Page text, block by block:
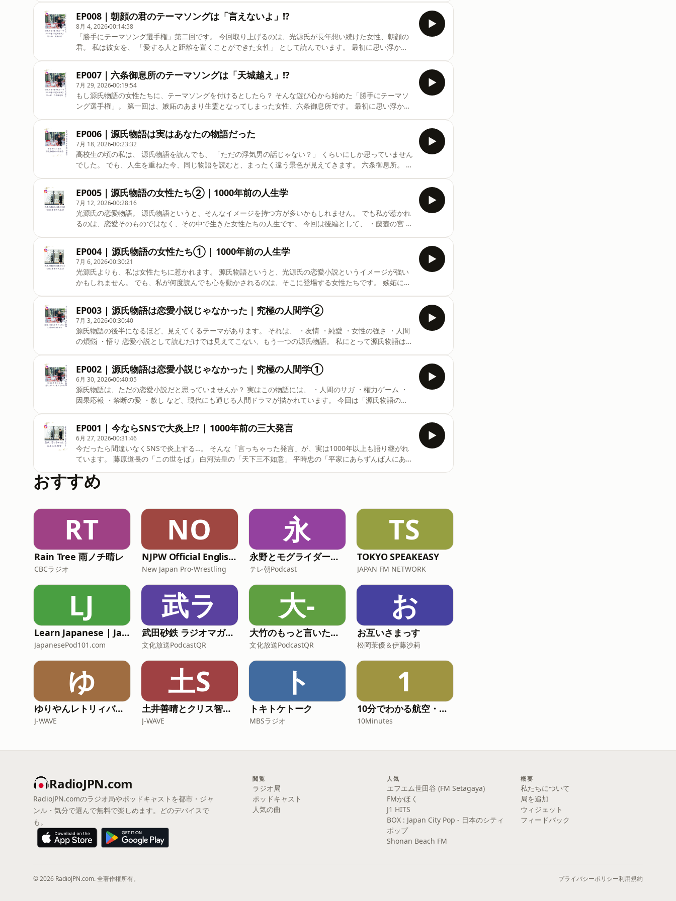
の弱さを見せられなかった女性なのではないか。 そんな葵の上に浮かんだテーマソング候補は二曲です。
ひとつは、米米CLUBの『君がいるだけで』。 もし葵の上が、自分の本当の気持ちをもっと素直に伝えるこ
とができていたら？ そんな「もしも」を考えたときに浮かびました。 そしてもう一曲が、Mr.Childrenの
『名もなき詩』。 あるがままの自分で生きることの難しさ。 弱さを認めることの難しさ。 その世界観を重
ねてみると、葵の上という女性がまた違って見えてきました。 源氏物語。 音
EP008｜朝顔の君のテーマソングは「言えないよ」!?
8月 4, 202600:14:58
「勝手にテーマソング選手権」第二回です。 今回取り上げるのは、光源氏が長年想い続けた女性、朝顔の
君。 私は彼女を、 「愛する人と距離を置くことができた女性」 として読んでいます。 最初に思い浮かん
顔の君と重なりました。 ところが考えているうちに、もう一曲が浮かんできます。 郷ひろみさんの『言え
ないよ』。 この歌が朝顔の君そのものだと言いたいわけではありません。 私が面白いと思ったのは、 「な
ぜ朝顔の君を思い浮かべた瞬間、この歌が頭に流れたのか？」 ということでした。 源氏物語。 昭和歌謡。
そして人間心理。 一見関係のないものをつなげてみると、人物の心がまた違って見えてきます。 私は、物
語を通して人生を読むのが好きです。 そして今回は、音楽を通して人物を読
EP007｜六条御息所のテーマソングは「天城越え」!?
7月 29, 202600:19:54
もし源氏物語の女性たちに、テーマソングを付けるとしたら？ そんな遊び心から始めた「勝手にテーマソ
ング選手権」。 第一回は、嫉妬のあまり生霊となってしまった女性、六条御息所です。 最初に思い浮かん
息所の心と重なるように感じました。 ところが歌詞を読み返しているうちに、もう一曲が浮かびます。 石
川さゆりさんの『天城越え』。 この歌が六条御息所そのものだと言いたいわけではありません。 私が面白
いと思ったのは、 「なぜ私は六条御息所を思い浮かべた瞬間、この歌が頭に流れたのか？」 ということで
した。 源氏物語と昭和歌謡。 一見まったく関係のない二つを重ねてみると、人間の感情が驚くほど立体的
に見えてきます。 この番組では、歴史・古典・映画・音楽など、さまざまな作品をつなぎながら
EP006｜源氏物語は実はあなたの物語だった
7月 18, 202600:23:32
高校生の頃の私は、 源氏物語を読んでも、 「ただの浮気男の話じゃない？」 くらいにしか思っていません
でした。 でも、人生を重ねた今、同じ物語を読むと、まったく違う景色が見えてきます。 六条御息所。 朝
ある私。 素直になれなかった私。 運命を受け入れながら前へ進んだ私。 期待に応えようとしてきた私。
彼女たちを見ていたつもりが、 実は、自分自身を見ていました。 だから私は何度読んでも源氏物語に飽き
ません。 1000年前の女性たちの物語ではなく、 今を生きる私たち自身の物語だからです。 私は、物語を
通して人生を読むのが好きです。 だから源氏
EP005｜源氏物語の女性たち②｜1000年前の人生学
7月 12, 202600:28:16
光源氏の恋愛物語。 源氏物語というと、そんなイメージを持つ方が多いかもしれません。 でも私が惹かれ
るのは、恋愛そのものではなく、その中で生きた女性たちの人生です。 今回は後編として、 ・藤壺の宮 ・
ありながら、自分の価値を信じ切れなかった女性。 そして、誰もが理想とする女性でありながら、その期
待に応え続ける苦しさを抱えた女性。 1000年前の物語なのに、 そこには今を生きる私たちにも通じる ・
愛 ・罪悪感 ・自己価値 ・期待に応え続ける苦しさ が描かれています。 源氏物語の女性たちを語っている
つもりが、 気づけば、自分自身の人生を見ていました。 嫉妬したことのある自分。 素直になれなかった自
分。 運命を受け入れながら前へ進んだ自分。 そして、期待に応えよ
EP004 | 源氏物語の女性たち① | 1000年前の人生学
7月 6, 202600:30:21
光源氏よりも、私は女性たちに惹かれます。 源氏物語というと、光源氏の恋愛小説というイメージが強い
かもしれません。 でも、私が何度読んでも心を動かされるのは、そこに登場する女性たちです。 嫉妬に苦
分の運命を受け入れながら、自分の道を切り開いていった女性。 1000年前に描かれた彼女たちの姿は、驚
くほど現代を生きる私たちにも重なります。 今回は前編として、 ・六条御息所 ・朝顔の君 ・葵の上 ・玉
鬘 の4人を取り上げながら、 「源氏物語は恋愛小説ではなく、人間学である」 という視点から語っていま
す。 私は、物語を通して人生を読むのが好きです。だから源氏物語も、恋愛小説ではなく「人生を読む物
語」として楽しんでいます。 あなたは、どの女性に一番共感しますか？ ぜひ最後ま
EP003 | 源氏物語は恋愛小説じゃなかった｜究極の人間学②
7月 3, 202600:30:40
源氏物語の後半になるほど、見えてくるテーマがあります。 それは、 ・友情 ・純愛 ・女性の強さ ・人間
の煩悩 ・悟り 恋愛小説として読むだけでは見えてこない、もう一つの源氏物語。 私にとって源氏物語は、
ント・レター送信ができます。 https://stand.fm/channels/6a39ee2d5bc9e324d5784890
EP002 | 源氏物語は恋愛小説じゃなかった｜究極の人間学①
6月 30, 202600:40:05
源氏物語は、ただの恋愛小説だと思っていませんか？ 実はこの物語には、 ・人間のサガ ・権力ゲーム ・
因果応報 ・禁断の愛 ・赦し など、現代にも通じる人間ドラマが描かれています。 今回は「源氏物語の読
に読み解いていきます。 インスタグラムで公開した動画の音声版です。 続きを楽しみにしてくださる方
は、ぜひフォローしてください。 --- stand.fmでは、この放送にいいね・コメント・レター送信ができま
す。 https://stand.fm/channels/6a39ee2d5bc9e324d5784890
EP001 | 今ならSNSで大炎上!? | 1000年前の三大発言
6月 27, 202600:31:46
今だったら間違いなくSNSで炎上する…。 そんな「言っちゃった発言」が、実は1000年以上も語り継がれ
ています。 藤原道長の「この世をば」 白河法皇の「天下三不如意」 平時忠の「平家にあらずんば人にあら
は、1000年経っても驚くほど変わらないのです。 このチャンネルでは、源氏物語、歴史、古典、映画など
を通して、「世界の見方を面白く語る知的エンタメ」をお届けしています。 今回はその第一回。 1000年越
ド付きで見たい方はInstagram（@kay.saito.coaching）もぜひご覧ください。 --- stand.fmでは、この放
送にいいね・コメント・レター送信ができます。
おすすめ
RT
Rain Tree 雨ノチ晴レ
CBCラジオ
NO
NJPW Official English Podcast
New Japan Pro-Wrestling
永
永野とモグライダー芝のぐるり遠回り
テレ朝Podcast
TS
TOKYO SPEAKEASY
JAPAN FM NETWORK
LJ
Learn Japanese | JapanesePod101.com (Audio)
JapanesePod101.com
武ラ
武田砂鉄 ラジオマガジン「ラジマガエッセイ」
文化放送PodcastQR
大-
大竹のもっと言いたい放題 - 大竹まこと ゴールデンラジオ！
文化放送PodcastQR
お
お互いさまっす
松岡茉優＆伊藤沙莉
ゆ
ゆりやんレトリィバァの最近どう？
J-WAVE
土S
土井善晴とクリス智子が料理を哲学するポッドキャスト supported by ZOJIRUSHI
J-WAVE
ト
トキトケトーク
MBSラジオ
1
10分でわかる航空・宇宙ニュース
10Minutes
RadioJPN.com
RadioJPN.comのラジオ局やポッドキャストを都市・ジャ
ンル・気分で選んで無料で楽しめます。どのデバイスで
も。
閲覧
ラジオ局
ポッドキャスト
人気の曲
人気
エフエム世田谷 (FM Setagaya)
FMかほく
J1 HITS
BOX : Japan City Pop - 日本のシティ
ポップ
Shonan Beach FM
概要
私たちについて
局を追加
ウィジェット
フィードバック
© 2026 RadioJPN.com. 全著作権所有。 プライバシーポリシー利用規約